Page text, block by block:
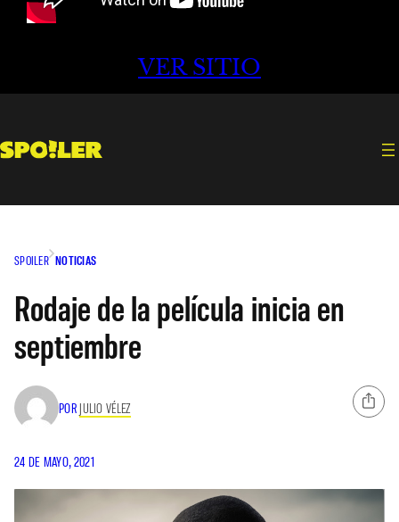
VER SITIO
SPOILER NOTICIAS
Rodaje de la película inicia en
septiembre
POR JULIO VÉLEZ
24 DE MAYO, 2021